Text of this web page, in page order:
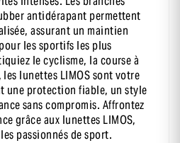
antidérapant permettent
assurant un maintien
les sportifs les plus
le cyclisme, la course à
lunettes LIMOS sont votre
une protection fiable, un style
sans compromis. Affrontez
grâce aux lunettes LIMOS,
passionnés de sport.